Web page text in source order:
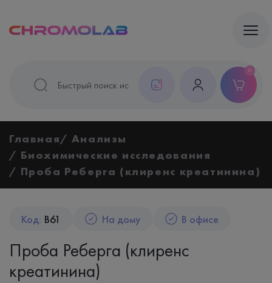
0
Главная
Анализы
Биохимические исследования
Проба Реберга (клиренс креатинина)
Код: B61 На дому В офисе
Проба Реберга (клиренс
креатинина)